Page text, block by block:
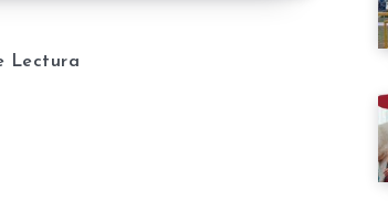
Lectura